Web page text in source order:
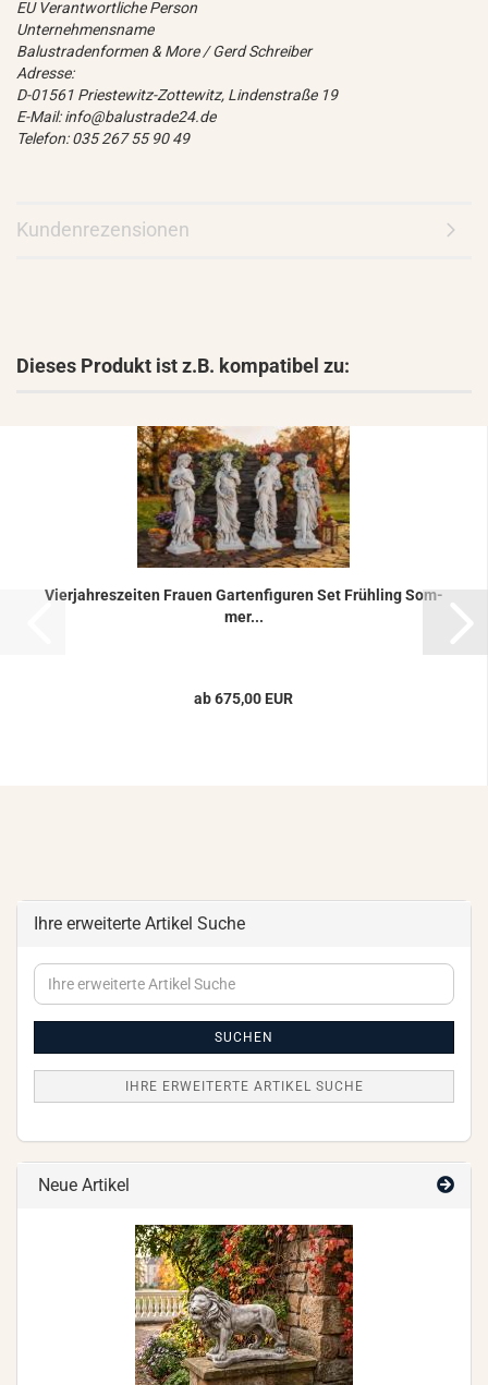
EU Verantwortliche Person
Unternehmensname
Balustradenformen & More / Gerd Schreiber
Adresse:
D-01561 Priestewitz-Zottewitz, Lindenstraße 19
E-Mail: info@balustrade24.de
Telefon: 035 267 55 90 49
Kundenrezensionen
Dieses Produkt ist z.B. kompatibel zu:
Vier­jah­res­zei­ten Frau­en Gar­ten­fi­gu­ren Set Früh­ling Som­
mer...
ab 675,00 EUR
Ihre erweiterte Artikel Suche
Ihre
erweiterte
SUCHEN
IHRE ERWEITERTE ARTIKEL SUCHE
Neue Artikel